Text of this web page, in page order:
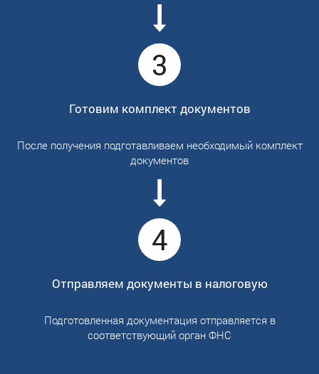
3
Готовим комплект документов
После получения подготавливаем необходимый комплект
документов
4
Отправляем документы в налоговую
Подготовленная документация отправляется в
соответствующий орган ФНС